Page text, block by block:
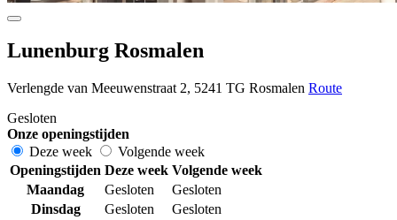
Lunenburg Rosmalen
Verlengde van Meeuwenstraat 2, 5241 TG Rosmalen Route
Gesloten
Onze openingstijden
Deze week
Volgende week
Openingstijden Deze week Volgende week
Maandag
Gesloten
Gesloten
Dinsdag
Gesloten
Gesloten